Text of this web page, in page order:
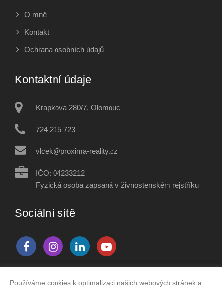
O mně
Kontakt
Ochrana osobních údajů
Kontaktní údaje
Krapkova 280/7, Olomouc
724 215 723
vlcek@proxima-reality.cz
IČO: 04233212
Fyzická osoba zapsaná v živnostenském rejstříku
Sociální sítě
Používáme cookies k optimalizaci našich webových stránek a